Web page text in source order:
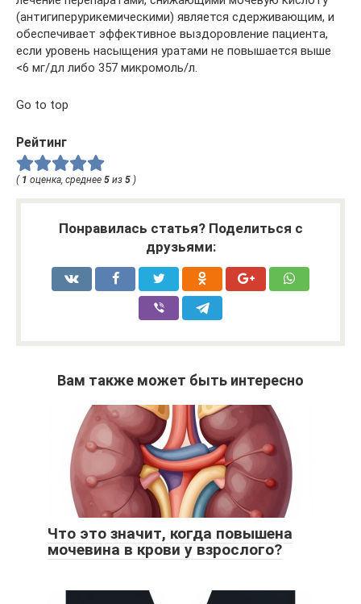
(антигиперурикемическими) является сдерживающим, и
обеспечивает эффективное выздоровление пациента,
если уровень насыщения уратами не повышается выше
<6 мг/дл либо 357 микромоль/л.
Go to top
Рейтинг
( 1 оценка, среднее 5 из 5 )
Понравилась статья? Поделиться с
друзьями:
Вам также может быть интересно
Что это значит, когда повышена
мочевина в крови у взрослого?